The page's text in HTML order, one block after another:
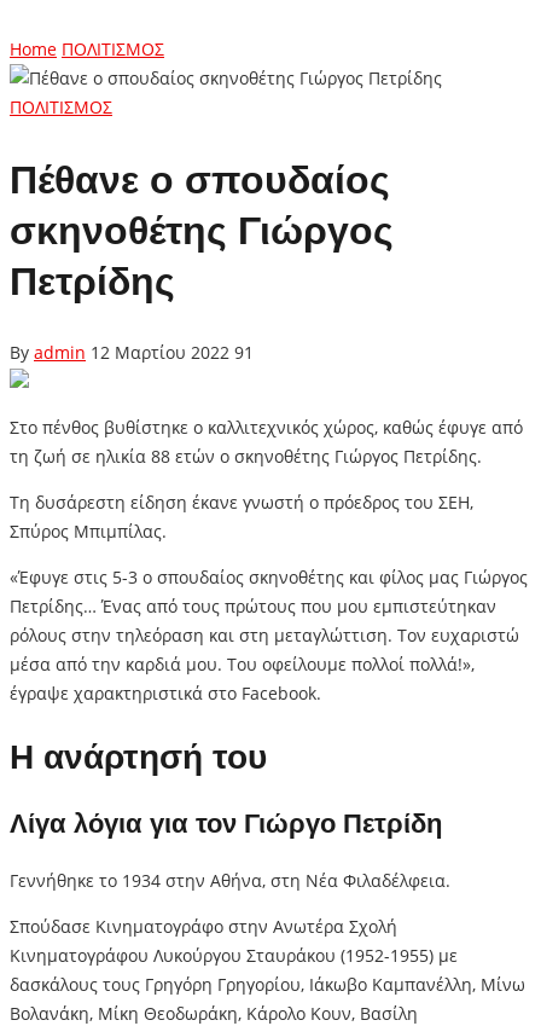
Home ΠΟΛΙΤΙΣΜΟΣ
ΠΟΛΙΤΙΣΜΟΣ
Πέθανε ο σπουδαίος
σκηνοθέτης Γιώργος
Πετρίδης
By admin 12 Μαρτίου 2022 91
Στο πένθος βυθίστηκε ο καλλιτεχνικός χώρος, καθώς έφυγε από
τη ζωή σε ηλικία 88 ετών ο σκηνοθέτης Γιώργος Πετρίδης.
Τη δυσάρεστη είδηση έκανε γνωστή ο πρόεδρος του ΣΕΗ,
Σπύρος Μπιμπίλας.
«Έφυγε στις 5-3 ο σπουδαίος σκηνοθέτης και φίλος μας Γιώργος
Πετρίδης… Ένας από τους πρώτους που μου εμπιστεύτηκαν
ρόλους στην τηλεόραση και στη μεταγλώττιση. Τον ευχαριστώ
μέσα από την καρδιά μου. Του οφείλουμε πολλοί πολλά!»,
έγραψε χαρακτηριστικά στο Facebook.
Η ανάρτησή του
Λίγα λόγια για τον Γιώργο Πετρίδη
Γεννήθηκε το 1934 στην Αθήνα, στη Νέα Φιλαδέλφεια.
Σπούδασε Κινηματογράφο στην Ανωτέρα Σχολή
Κινηματογράφου Λυκούργου Σταυράκου (1952-1955) με
δασκάλους τους Γρηγόρη Γρηγορίου, Ιάκωβο Καμπανέλλη, Μίνω
Βολανάκη, Μίκη Θεοδωράκη, Κάρολο Κουν, Βασίλη